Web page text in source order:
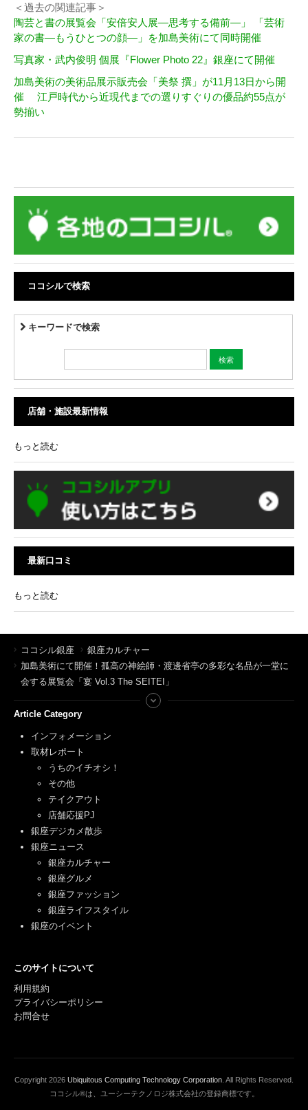
＜過去の関連記事＞
陶芸と書の展覧会「安倍安人展―思考する備前―」 「芸術
家の書―もうひとつの顔―」を加島美術にて同時開催
写真家・武内俊明 個展『Flower Photo 22』銀座にて開催
加島美術の美術品展示販売会「美祭 撰」が11月13日から開
催 江戸時代から近現代までの選りすぐりの優品約55点が
勢揃い
ココシルで検索
キーワードで検索
店舗・施設最新情報
もっと読む
最新口コミ
もっと読む
ココシル銀座
銀座カルチャー
加島美術にて開催！孤高の神絵師・渡邊省亭の多彩な名品が一堂に
会する展覧会「宴 Vol.3 The SEITEI」
Article Category
インフォメーション
取材レポート
うちのイチオシ！
その他
テイクアウト
店舗応援PJ
銀座デジカメ散歩
銀座ニュース
銀座カルチャー
銀座グルメ
銀座ファッション
銀座ライフスタイル
銀座のイベント
このサイトについて
利用規約
プライバシーポリシー
お問合せ
Copyright 2026 Ubiquitous Computing Technology Corporation . All Rights Reserved.
ココシル®は、ユーシーテクノロジ株式会社の登録商標です。